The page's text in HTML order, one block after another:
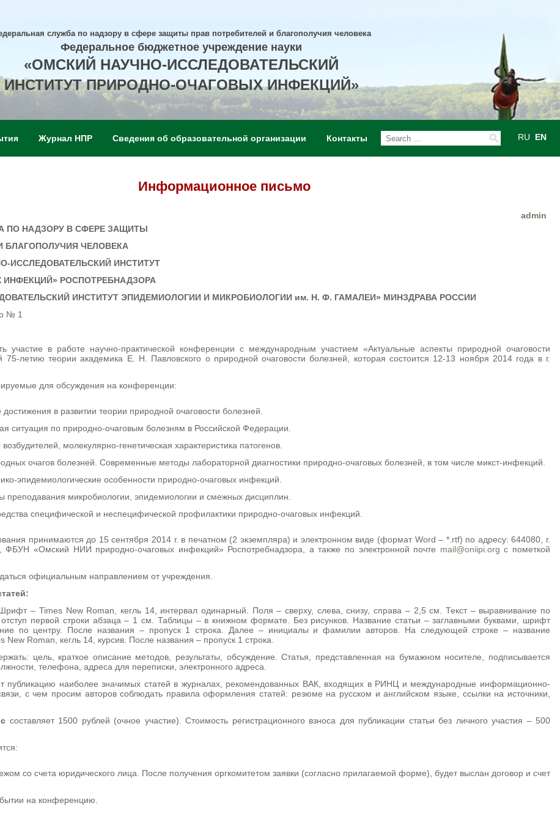
служба по надзору в сфере защиты прав потребителей и благополучия человека
Федеральное бюджетное учреждение науки
«ОМСКИЙ НАУЧНО-ИССЛЕДОВАТЕЛЬСКИЙ
ИНСТИТУТ ПРИРОДНО-ОЧАГОВЫХ ИНФЕКЦИЙ»
RU EN
Журнал НПР Сведения об образовательной организации Контакты
Информационное письмо
admin
ПО НАДЗОРУ В СФЕРЕ ЗАЩИТЫ
БЛАГОПОЛУЧИЯ ЧЕЛОВЕКА
ИССЛЕДОВАТЕЛЬСКИЙ ИНСТИТУТ
РОСПОТРЕБНАДЗОРА
ИНСТИТУТ ЭПИДЕМИОЛОГИИ И МИКРОБИОЛОГИИ им. Н. Ф. ГАМАЛЕИ» МИНЗДРАВА РОССИИ
№ 1
участие в работе научно-практической конференции с международным участием «Актуальные аспекты природной очаговости
75-летию теории академика Е. Н. Павловского о природной очаговости болезней, которая состоится 12-13 ноября 2014 года в г.
для обсуждения на конференции:
в развитии теории природной очаговости болезней.
ситуация по природно-очаговым болезням в Российской Федерации.
молекулярно-генетическая характеристика патогенов.
очагов болезней. Современные методы лабораторной диагностики природно-очаговых болезней, в том числе микст-инфекций.
эпидемиологические особенности природно-очаговых инфекций.
преподавания микробиологии, эпидемиологии и смежных дисциплин.
специфической и неспецифической профилактики природно-очаговых инфекций.
принимаются до 15 сентября 2014 г. в печатном (2 экземпляра) и электронном виде (формат Word – *.rtf) по адресу: 644080, г.
«Омский НИИ природно-очаговых инфекций» Роспотребнадзора, а также по электронной почте mail@oniipi.org с пометкой
официальным направлением от учреждения.
– Times New Roman, кегль 14, интервал одинарный. Поля – сверху, слева, снизу, справа – 2,5 см. Текст – выравнивание по
первой строки абзаца – 1 см. Таблицы – в книжном формате. Без рисунков. Название статьи – заглавными буквами, шрифт
по центру. После названия – пропуск 1 строка. Далее – инициалы и фамилии авторов. На следующей строке – название
Roman, кегль 14, курсив. После названия – пропуск 1 строка.
цель, краткое описание методов, результаты, обсуждение. Статья, представленная на бумажном носителе, подписывается
телефона, адреса для переписки, электронного адреса.
публикацию наиболее значимых статей в журналах, рекомендованных ВАК, входящих в РИНЦ и международные информационно-
с чем просим авторов соблюдать правила оформления статей: резюме на русском и английском языке, ссылки на источники,
составляет 1500 рублей (очное участие). Стоимость регистрационного взноса для публикации статьи без личного участия – 500
со счета юридического лица. После получения оргкомитетом заявки (согласно прилагаемой форме), будет выслан договор и счет
на конференцию.